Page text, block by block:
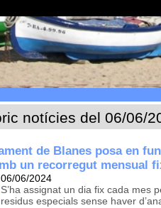
notícies del 06/06/
de Blanes posa en
un recorregut mensual
06/06/2024
S’ha assignat un dia fix cada mes
residus especials sense haver